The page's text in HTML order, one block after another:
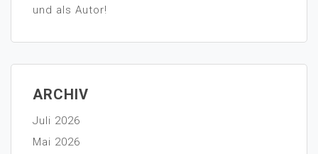
und als Autor!
ARCHIV
Juli 2026
Mai 2026